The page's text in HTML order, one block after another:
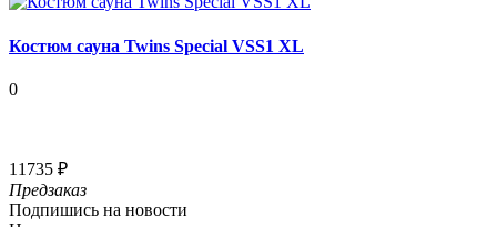
Костюм сауна Twins Special VSS1 XL
0
11735 ₽
Предзаказ
Подпишись на новости